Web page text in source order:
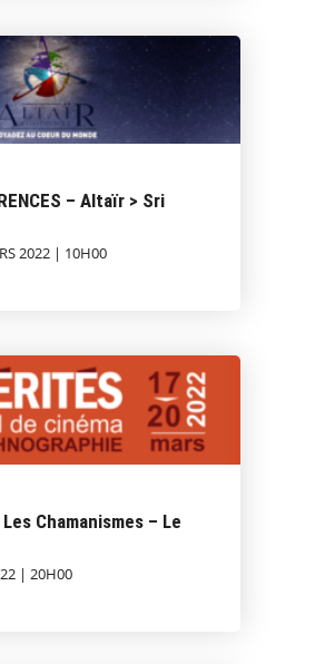
– Altaïr > Sri
2022 | 10H00
Chamanismes – Le
| 20H00